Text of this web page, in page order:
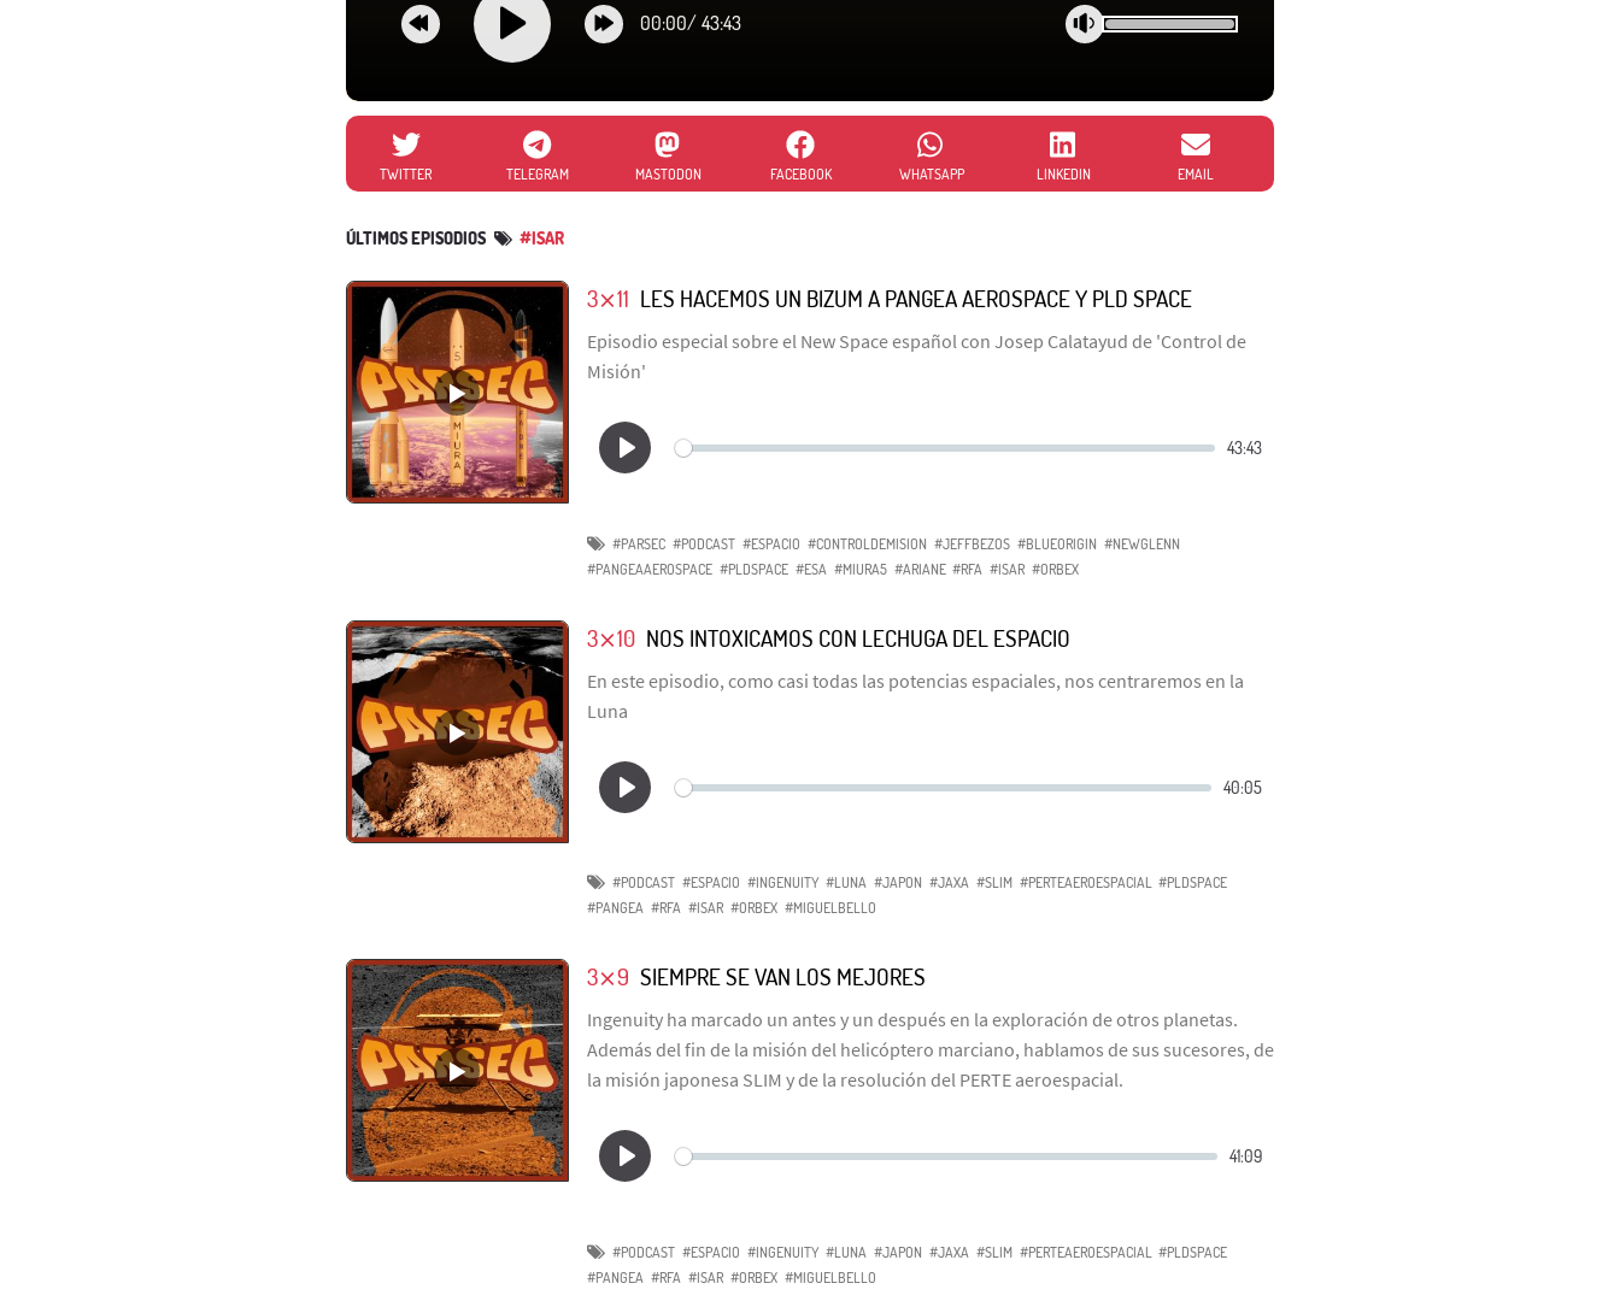
00:00/ 43:43
TWITTER TELEGRAM MASTODON FACEBOOK WHATSAPP LINKEDIN EMAIL
ÚLTIMOS EPISODIOS #ISAR
3⨯11 LES HACEMOS UN BIZUM A PANGEA AEROSPACE Y PLD SPACE
Episodio especial sobre el New Space español con Josep Calatayud de 'Control de
Misión'
#PARSEC #PODCAST #ESPACIO #CONTROLDEMISION #JEFFBEZOS #BLUEORIGIN #NEWGLENN
#PANGEAAEROSPACE #PLDSPACE #ESA #MIURA5 #ARIANE #RFA #ISAR #ORBEX
3⨯10 NOS INTOXICAMOS CON LECHUGA DEL ESPACIO
En este episodio, como casi todas las potencias espaciales, nos centraremos en la
Luna
#PODCAST #ESPACIO #INGENUITY #LUNA #JAPON #JAXA #SLIM #PERTEAEROESPACIAL #PLDSPACE
#PANGEA #RFA #ISAR #ORBEX #MIGUELBELLO
3⨯9 SIEMPRE SE VAN LOS MEJORES
Ingenuity ha marcado un antes y un después en la exploración de otros planetas.
Además del fin de la misión del helicóptero marciano, hablamos de sus sucesores, de
la misión japonesa SLIM y de la resolución del PERTE aeroespacial.
#PODCAST #ESPACIO #INGENUITY #LUNA #JAPON #JAXA #SLIM #PERTEAEROESPACIAL #PLDSPACE
#PANGEA #RFA #ISAR #ORBEX #MIGUELBELLO